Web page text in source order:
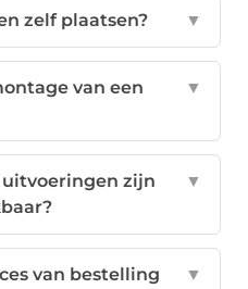
zelf plaatsen? ▼
van een
▼
zijn
▼
van bestelling
▼